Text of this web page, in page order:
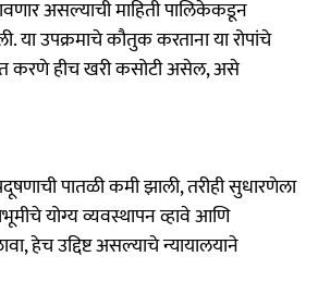
असल्याची माहिती पालिकेकडून
या उपक्रमाचे कौतुक करताना या रोपांचे
करणे हीच खरी कसोटी असेल, असे
पातळी कमी झाली, तरीही सुधारणेला
योग्य व्यवस्थापन व्हावे आणि
हेच उद्दिष्ट असल्याचे न्यायालयाने